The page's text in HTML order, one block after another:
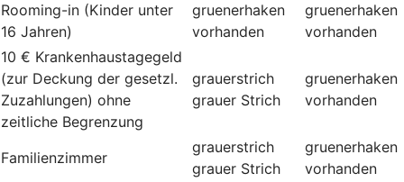
Rooming-in (Kinder unter
16 Jahren)
gruenerhaken
vorhanden
gruenerhaken
vorhanden
10 € Krankenhaustagegeld
(zur Deckung der gesetzl.
Zuzahlungen) ohne
zeitliche Begrenzung
grauerstrich
grauer Strich
gruenerhaken
vorhanden
Familienzimmer
grauerstrich
grauer Strich
gruenerhaken
vorhanden